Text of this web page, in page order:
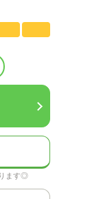
ます◎